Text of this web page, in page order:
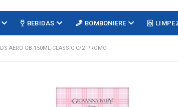
BEBIDAS BOMBONIERE
DS AERO GB 150ML CLASSIC C/2 PROMO